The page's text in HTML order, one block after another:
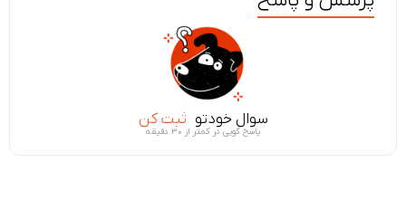
سوال خودتو ثبت کن
پاسخ گویی در کمتر از ۳۰ دقیقه